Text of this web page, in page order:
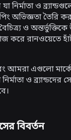
নির্মাতা ও
অভিজ্ঞতা তৈরি
ও
করে রানওয়েতে
আমরা এগুলো
ও ব্র্যান্ডদের
বিবর্তন